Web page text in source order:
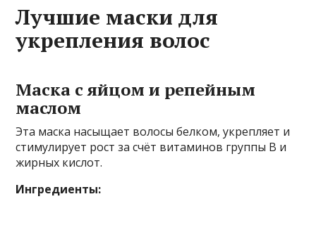
Лучшие маски для
укрепления волос
Маска с яйцом и репейным
маслом
Эта маска насыщает волосы белком, укрепляет и
стимулирует рост за счёт витаминов группы B и
жирных кислот.
Ингредиенты: